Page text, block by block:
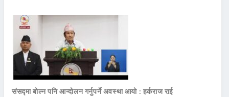
संसद्मा बोल्न पनि आन्दोलन गर्नुपर्ने अवस्था आयो : हर्कराज राई